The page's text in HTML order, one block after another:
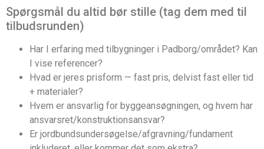
Spørgsmål du altid bør stille (tag dem med til
tilbudsrunden)
Har I erfaring med tilbygninger i Padborg/området? Kan
I vise referencer?
Hvad er jeres prisform — fast pris, delvist fast eller tid
+ materialer?
Hvem er ansvarlig for byggeansøgningen, og hvem har
ansvarsret/konstruktionsansvar?
Er jordbundsundersøgelse/afgravning/fundament